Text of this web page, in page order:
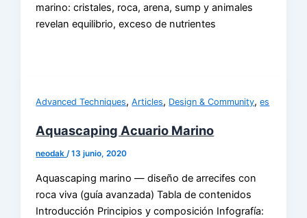
marino: cristales, roca, arena, sump y animales
revelan equilibrio, exceso de nutrientes
Advanced Techniques,Articles, Design & Community,es
Aquascaping Acuario Marino
neodak/13 junio, 2020
Aquascaping marino — diseño de arrecifes con
roca viva (guía avanzada) Tabla de contenidos
Introducción Principios y composición Infografía: